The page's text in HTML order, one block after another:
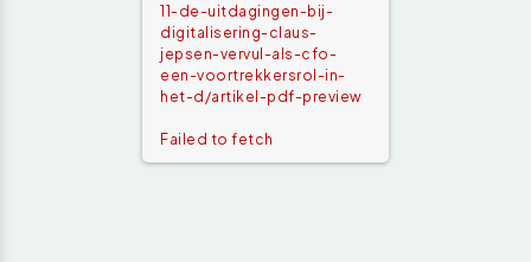
11-de-uitdagingen-bij-
digitalisering-claus-
jepsen-vervul-als-cfo-
een-voortrekkersrol-in-
het-d/artikel-pdf-preview
Failed to fetch